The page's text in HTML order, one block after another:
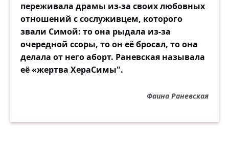
переживала драмы из-за своих любовных
отношений с сослуживцем, которого
звали Симой: то она рыдала из-за
очередной ссоры, то он её бросал, то она
делала от него аборт. Раневская называла
её «жертва ХераСимы".
Фаина Раневская